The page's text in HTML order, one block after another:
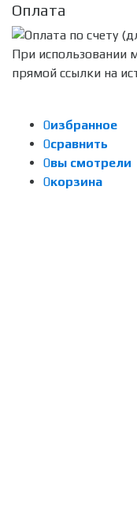
Оплата
При использовании
прямой ссылки на
0избранное
0сравнить
0вы смотрели
0корзина